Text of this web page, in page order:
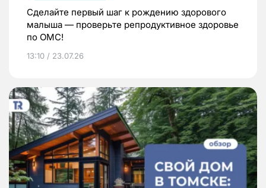
Сделайте первый шаг к рождению здорового
малыша — проверьте репродуктивное здоровье
по ОМС!
13:10 / 23.07.26